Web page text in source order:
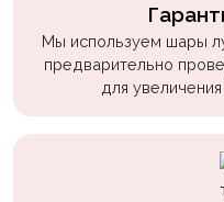
Мы используем шары
предварительно
для
Девочкам